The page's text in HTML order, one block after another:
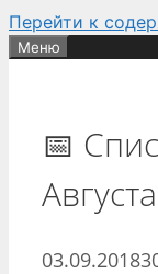
Перейти к
Меню
📅
03.09.2018